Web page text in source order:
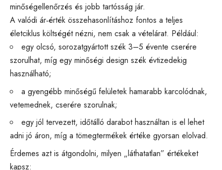
minőségellenőrzés és jobb tartósság jár.
A valódi ár‑érték összehasonlításhoz fontos a teljes
életciklus költségét nézni, nem csak a vételárat. Például:
egy olcsó, sorozatgyártott szék 3–5 évente cserére
szorulhat, míg egy minőségi design szék évtizedekig
használható;
a gyengébb minőségű felületek hamarabb karcolódnak,
vetemednek, cserére szorulnak;
egy jól tervezett, időtálló darabot használtan is el lehet
adni jó áron, míg a tömegtermékek értéke gyorsan elolvad.
Érdemes azt is átgondolni, milyen „láthatatlan” értékeket
kapsz: